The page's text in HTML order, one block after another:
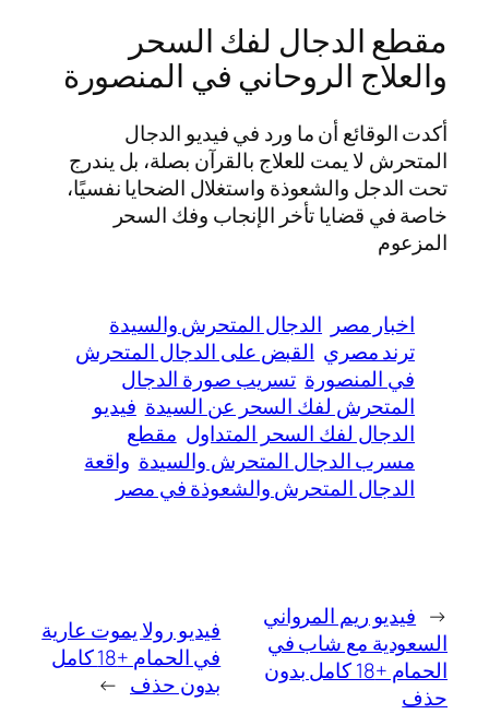
مقطع الدجال لفك السحر
والعلاج الروحاني في المنصورة
أكدت الوقائع أن ما ورد في فيديو الدجال
المتحرش لا يمت للعلاج بالقرآن بصلة، بل يندرج
تحت الدجل والشعوذة واستغلال الضحايا نفسيًا،
خاصة في قضايا تأخر الإنجاب وفك السحر
المزعوم
اخبار مصر الدجال المتحرش والسيدة
ترند مصري القبض على الدجال المتحرش
في المنصورة تسريب صورة الدجال
المتحرش لفك السحر عن السيدة فيديو
الدجال لفك السحر المتداول مقطع
مسرب الدجال المتحرش والسيدة واقعة
الدجال المتحرش والشعوذة في مصر
← فيديو ريم المرواني
السعودية مع شاب في
الحمام +18 كامل بدون
حذف
فيديو رولا يموت عارية
في الحمام +18 كامل
بدون حذف →